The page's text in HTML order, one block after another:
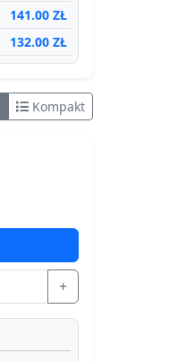
141.00 ZŁ
132.00 ZŁ
Kompakt
+